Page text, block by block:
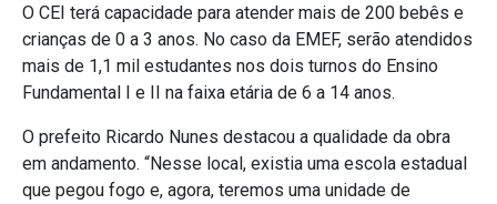
O CEI terá capacidade para atender mais de 200 bebês e
crianças de 0 a 3 anos. No caso da EMEF, serão atendidos
mais de 1,1 mil estudantes nos dois turnos do Ensino
Fundamental I e II na faixa etária de 6 a 14 anos.
O prefeito Ricardo Nunes destacou a qualidade da obra
em andamento. “Nesse local, existia uma escola estadual
que pegou fogo e, agora, teremos uma unidade de